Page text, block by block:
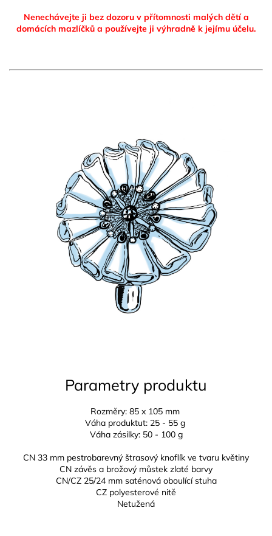
Nenechávejte ji bez dozoru v přítomnosti malých dětí a
domácích mazlíčků a používejte ji výhradně k jejímu účelu.
Parametry produktu
Rozměry: 85 x 105 mm
Váha produktut: 25 - 55 g
Váha zásilky: 50 - 100 g
CN 33 mm pestrobarevný štrasový knoflík ve tvaru květiny
CN závěs a brožový můstek zlaté barvy
CN/CZ 25/24 mm saténová oboulící stuha
CZ polyesterové nitě
Netužená